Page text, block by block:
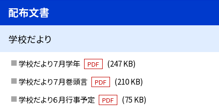
配布文書
学校だより
学校だより７月学年 PDF
(247 KB)
学校だより７月巻頭言
PDF
(210 KB)
学校だより６月行事予定
PDF
(75 KB)